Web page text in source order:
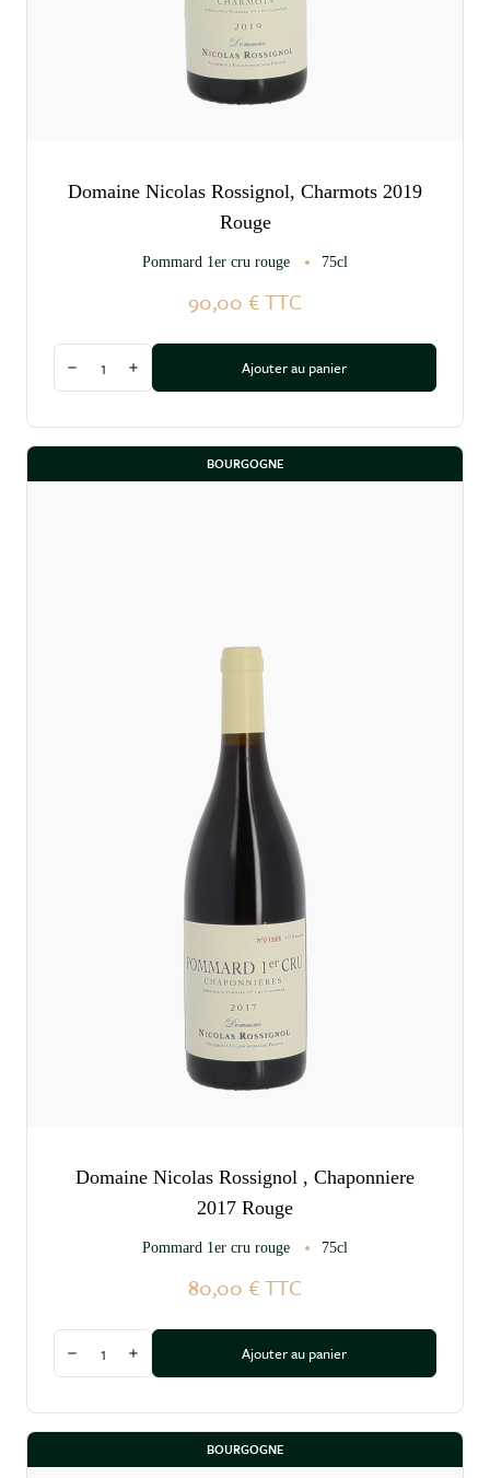
Domaine Nicolas Rossignol, Charmots 2019
Rouge
Pommard 1er cru rouge 75cl
90,00 €TTC
Diminuer la quantité
Augmenter la quantitéAjouter au panier
BOURGOGNE
Domaine Nicolas Rossignol , Chaponniere
2017 Rouge
Pommard 1er cru rouge 75cl
80,00 €TTC
Quantité
Diminuer la quantité
Augmenter la quantitéAjouter au panier
BOURGOGNE